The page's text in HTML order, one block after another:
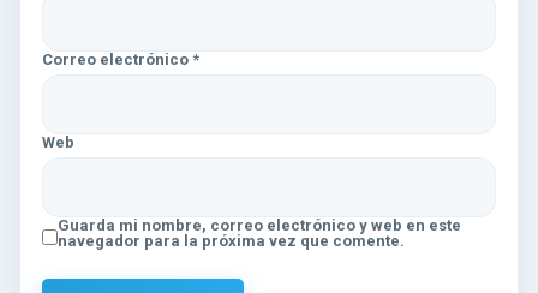
Correo electrónico *
Web
Guarda mi nombre, correo electrónico y web en este
navegador para la próxima vez que comente.